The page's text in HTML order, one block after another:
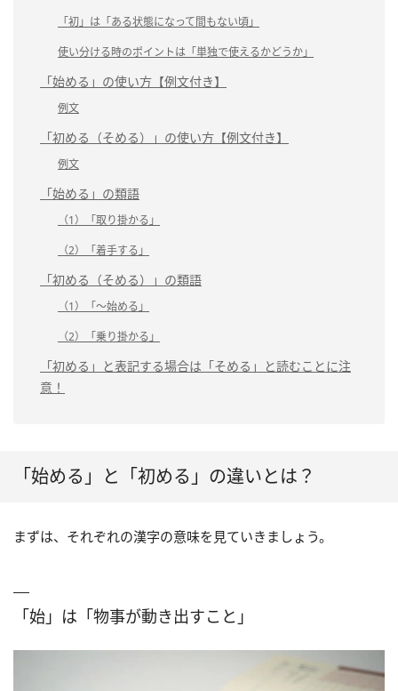
「初」は「ある状態になって間もない頃」
使い分ける時のポイントは「単独で使えるかどうか」
「始める」の使い方【例文付き】
例文
「初める（そめる）」の使い方【例文付き】
例文
「始める」の類語
（1）「取り掛かる」
（2）「着手する」
「初める（そめる）」の類語
（1）「～始める」
（2）「乗り掛かる」
「初める」と表記する場合は「そめる」と読むことに注
意！
「始める」と「初める」の違いとは？
まずは、それぞれの漢字の意味を見ていきましょう。
「始」は「物事が動き出すこと」